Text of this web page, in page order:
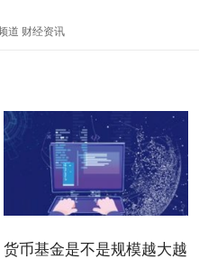
道 财经资讯
货币基金是不是规模越大越